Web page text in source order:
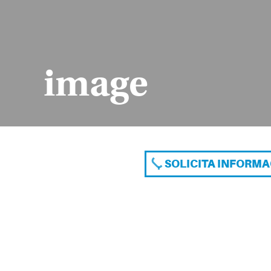
image
SOLICITA